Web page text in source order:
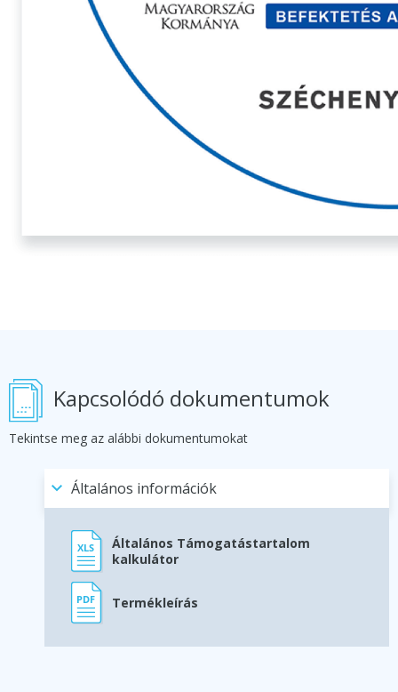
Kapcsolódó dokumentumok
Tekintse meg az alábbi dokumentumokat
Általános információk
Általános Támogatástartalom
kalkulátor
Termékleírás